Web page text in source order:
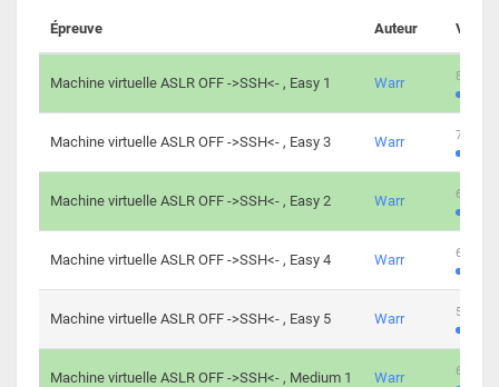
Épreuve Auteur
Machine virtuelle ASLR OFF ->SSH<- , Easy 1 Warr 801
Machine virtuelle ASLR OFF ->SSH<- , Easy 3 Warr 746
Machine virtuelle ASLR OFF ->SSH<- , Easy 2 Warr 681
Machine virtuelle ASLR OFF ->SSH<- , Easy 4 Warr 645
Machine virtuelle ASLR OFF ->SSH<- , Easy 5 Warr 561
Machine virtuelle ASLR OFF ->SSH<- , Medium 1 Warr 605